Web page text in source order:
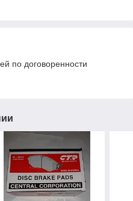
по договоренности